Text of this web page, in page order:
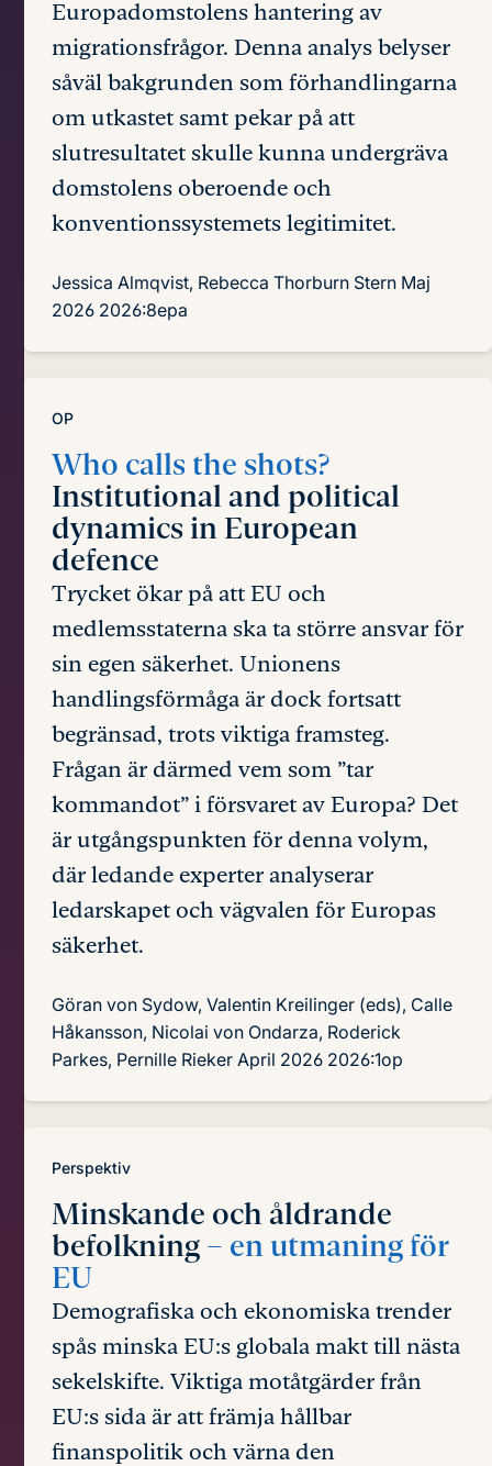
Europadomstolens hantering av
migrationsfrågor. Denna analys belyser
såväl bakgrunden som förhandlingarna
om utkastet samt pekar på att
slutresultatet skulle kunna undergräva
domstolens oberoende och
konventionssystemets legitimitet.
Jessica Almqvist, Rebecca Thorburn Stern Maj
2026 2026:8epa
OP
Who calls the shots?
Institutional and political
dynamics in European
defence
Trycket ökar på att EU och
medlemsstaterna ska ta större ansvar för
sin egen säkerhet. Unionens
handlingsförmåga är dock fortsatt
begränsad, trots viktiga framsteg.
Frågan är därmed vem som ”tar
kommandot” i försvaret av Europa? Det
är utgångspunkten för denna volym,
där ledande experter analyserar
ledarskapet och vägvalen för Europas
säkerhet.
Göran von Sydow, Valentin Kreilinger (eds), Calle
Håkansson, Nicolai von Ondarza, Roderick
Parkes, Pernille Rieker April 2026 2026:1op
Perspektiv
Minskande och åldrande
befolkning – en utmaning för
EU
Demografiska och ekonomiska trender
spås minska EU:s globala makt till nästa
sekelskifte. Viktiga motåtgärder från
EU:s sida är att främja hållbar
finanspolitik och värna den